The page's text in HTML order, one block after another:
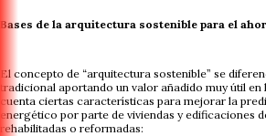
Bases de la arquitectura sostenible para el
El concepto de “arquitectura sostenible” se
tradicional aportando un valor añadido muy útil en
cuenta ciertas características para mejorar la
energético por parte de viviendas y edificaciones
rehabilitadas o reformadas: